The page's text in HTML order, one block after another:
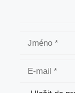
Jméno